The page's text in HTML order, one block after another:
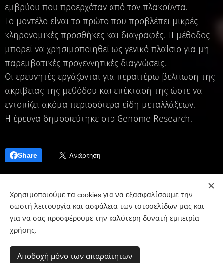
εμβρύου που προερχόταν από τον πλακούντα.
Το μοντέλο είναι το πρώτο που προβλέπει μικρές
κληρονομικές προσθήκες και διαγραφές. Η μέθοδος
μπορεί να χρησιμοποιηθεί ως γενικό πλαίσιο για μη
παρεμβατικές προγεννητικές διαγνώσεις.
Οι ερευνητές εργάζονται για περαιτέρω βελτίωση της
ακρίβειας της μεθόδου και επέκτασή της ώστε να
εντοπίζει ακόμα περισσότερα είδη μεταλλάξεων.
Η έρευνα δημοσιεύτηκε στο Genome Research.
Share
Τηλ.: 2310285069
e-mail: harkouda@yahoo.gr
Χρησιμοποιούμε τα cookies για να εξασφαλίσουμε την
σωστή λειτουργία και ασφάλεια των ιστοσελίδων μας και
για να σας προσφέρουμε την καλύτερη δυνατή εμπειρία
χρήσης.
Αποδοχή μόνο των απαραίτητων